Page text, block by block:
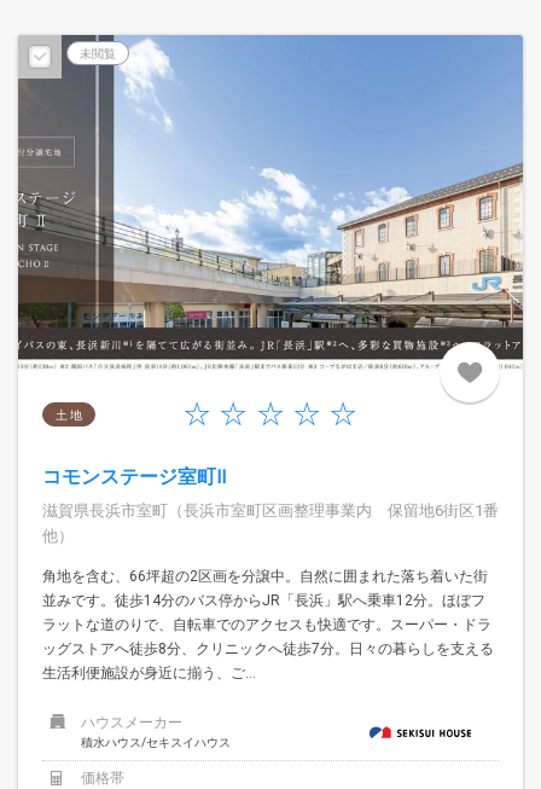
未閲覧
土 地
コモンステージ室町Ⅱ
滋賀県長浜市室町（長浜市室町区画整理事業内 保留地6街区1番
他）
角地を含む、66坪超の2区画を分譲中。自然に囲まれた落ち着いた街
並みです。徒歩14分のバス停からJR「長浜」駅へ乗車12分。ほぼフ
ラットな道のりで、自転車でのアクセスも快適です。スーパー・ドラ
ッグストアへ徒歩8分、クリニックへ徒歩7分。日々の暮らしを支える
生活利便施設が身近に揃う、ご...
ハウスメーカー
積水ハウス/セキスイハウス
価格帯